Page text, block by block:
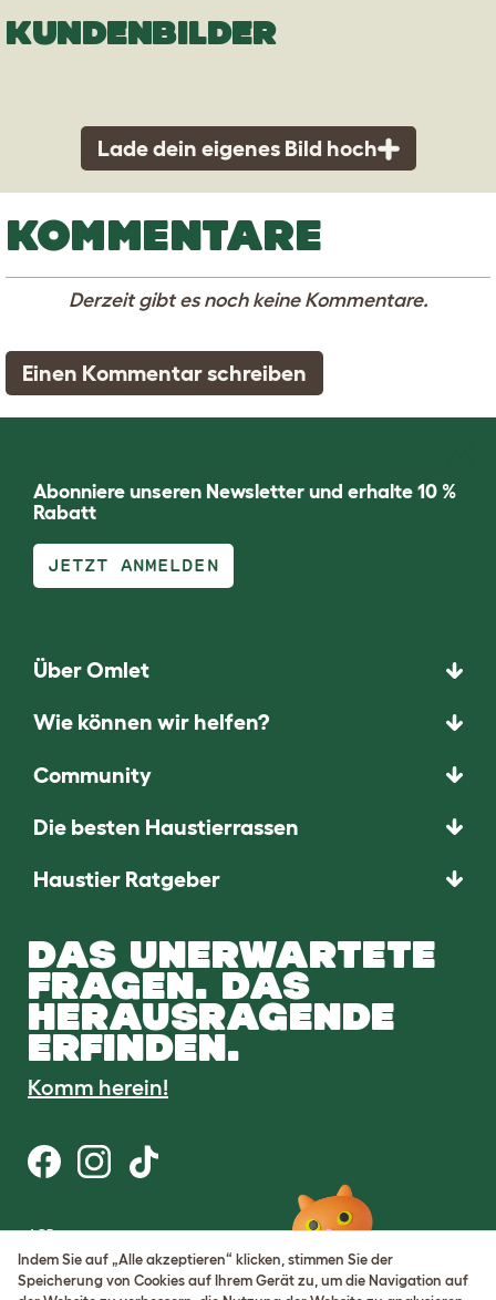
KUNDENBILDER
Lade dein eigenes Bild hoch
KOMMENTARE
Derzeit gibt es noch keine Kommentare.
Einen Kommentar schreiben
Abonniere unseren Newsletter und erhalte 10 %
Rabatt
JETZT ANMELDEN
Über Omlet
Wie können wir helfen?
Community
Die besten Haustierrassen
Haustier Ratgeber
DAS UNERWARTETE
FRAGEN. DAS
HERAUSRAGENDE
ERFINDEN.
Komm herein!
AGB
Datenschutz
Cookie Settings
Sitemap
Indem Sie auf „Alle akzeptieren“ klicken, stimmen Sie der
Speicherung von Cookies auf Ihrem Gerät zu, um die Navigation auf